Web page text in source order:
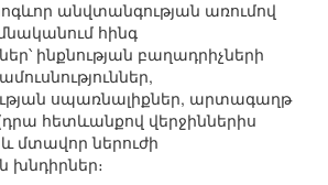
անվտանգության առումով
հինգ
ինքնության բաղադրիչների
սպառնալիքներ, արտագաղթ
հետևանքով վերջիններիս
մտավոր ներուժի